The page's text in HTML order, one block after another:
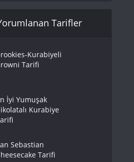
Tarifler
Kurabiyeli
Tarifi
İyi Yumuşak
Kurabiye
Sebastian
Tarifi